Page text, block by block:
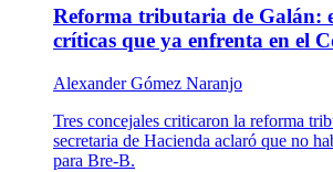
Reforma tributaria de Galán:
críticas que ya enfrenta en el
Alexander Gómez Naranjo
Tres concejales criticaron la reforma
secretaria de Hacienda aclaró que no
para Bre-B.